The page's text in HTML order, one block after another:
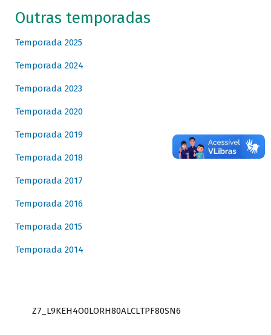
Outras temporadas
Temporada 2025
Temporada 2024
Temporada 2023
Temporada 2020
Temporada 2019
Temporada 2018
Temporada 2017
Temporada 2016
Temporada 2015
Temporada 2014
Z7_L9KEH4O0LORH80ALCLTPF80SN6